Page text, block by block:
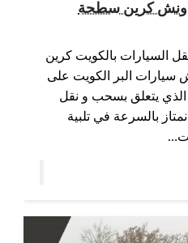
/ 65557275 / ونش كرين سطحة
السيارات بالكويت كرين
البر الكويت على
يتعلق بسحب و نقل
بالسرعة في تلبية